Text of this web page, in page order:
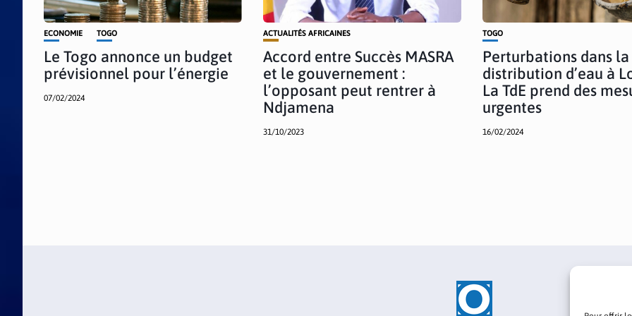
ECONOMIE TOGO
Le Togo annonce un budget
prévisionnel pour l’énergie
07/02/2024
ACTUALITÉS AFRICAINES
Accord entre Succès MASRA
et le gouvernement :
l’opposant peut rentrer à
Ndjamena
31/10/2023
TOGO
Perturbations dans la
distribution d’eau à
La TdE prend des
urgentes
16/02/2024